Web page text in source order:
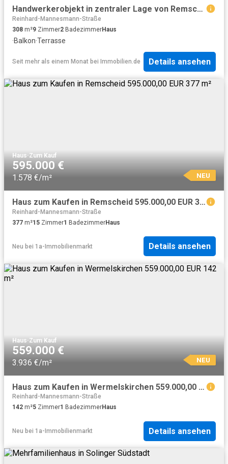
Handwerkerobjekt in zentraler Lage von Remscheid
Reinhard-Mannesmann-Straße
308 m²9 Zimmer2 BadezimmerHaus
·Balkon·Terrasse
Seit mehr als einem Monat bei Immobilien.de Details ansehen
Haus·Zum Kauf
595.000 €
1.578 €/m² NEU
Haus zum Kaufen in Remscheid 595.000,00 EUR 377 m²
Reinhard-Mannesmann-Straße
377 m²15 Zimmer1 BadezimmerHaus
Neu bei 1a-Immobilienmarkt Details ansehen
Haus·Zum Kauf
559.000 €
3.936 €/m² NEU
Haus zum Kaufen in Wermelskirchen 559.000,00 EUR 142 m²
Reinhard-Mannesmann-Straße
142 m²5 Zimmer1 BadezimmerHaus
Neu bei 1a-Immobilienmarkt Details ansehen